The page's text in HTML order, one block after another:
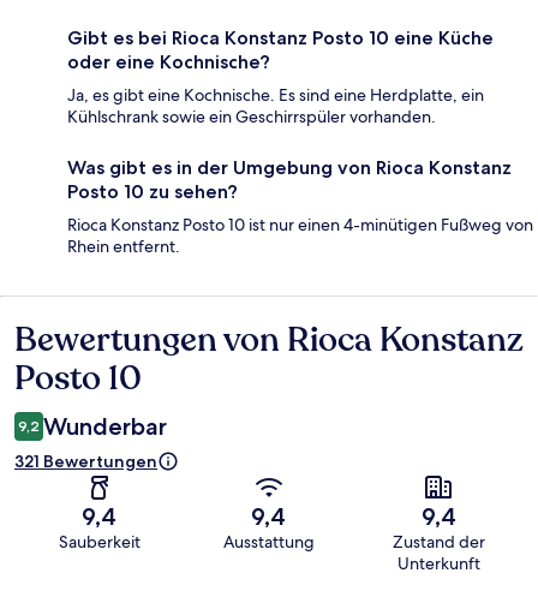
Gibt es bei Rioca Konstanz Posto 10 eine Küche
oder eine Kochnische?
Ja, es gibt eine Kochnische. Es sind eine Herdplatte, ein
Kühlschrank sowie ein Geschirrspüler vorhanden.
Was gibt es in der Umgebung von Rioca Konstanz
Posto 10 zu sehen?
Rioca Konstanz Posto 10 ist nur einen 4-minütigen Fußweg von
Rhein entfernt.
Bewertungen
Bewertungen von Rioca Konstanz
Posto 10
9,2 Wunderbar
321 Bewertungen
9,4
Sauberkeit
9,4
Ausstattung
9,4
Zustand der
Unterkunft